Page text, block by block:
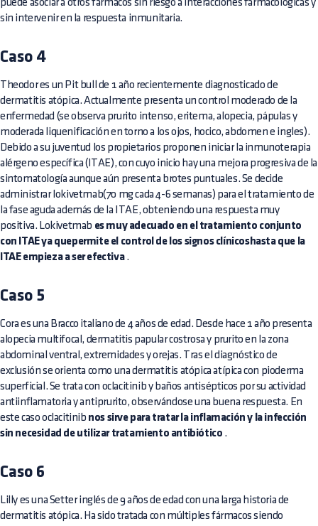
puede asociar a otros fármacos sin riesgo a interacciones farmacológicas y
sin intervenir en la respuesta inmunitaria.
Caso 4
Theodor es un Pit bull de 1 año recientemente diagnosticado de
dermatitis atópica. Actualmente presenta un control moderado de la
enfermedad (se observa prurito intenso, eritema, alopecia, pápulas y
moderada liquenificación en torno a los ojos, hocico, abdomen e ingles).
Debido a su juventud los propietarios proponen iniciar la inmunoterapia
alérgeno específica (ITAE), con cuyo inicio hay una mejora progresiva de la
sintomatología aunque aún presenta brotes puntuales. Se decide
administrar lokivetmab(70 mg cada 4-6 semanas) para el tratamiento de
la fase aguda además de la ITAE, obteniendo una respuesta muy
positiva. Lokivetmab es muy adecuado en el tratamiento conjunto
con ITAE ya quepermite el control de los signos clínicoshasta que la
ITAE empieza a ser efectiva.
Caso 5
Cora es una Bracco italiano de 4 años de edad. Desde hace 1 año presenta
alopecia multifocal, dermatitis papular costrosa y prurito en la zona
abdominal ventral, extremidades y orejas. Tras el diagnóstico de
exclusión se orienta como una dermatitis atópica atípica con pioderma
superficial. Se trata con oclacitinib y baños antisépticos por su actividad
antiinflamatoria y antiprurito, observándose una buena respuesta. En
este caso oclacitinib nos sirve para tratar la inflamación y la infección
sin necesidad de utilizar tratamiento antibiótico .
Caso 6
Lilly es una Setter inglés de 9 años de edad con una larga historia de
dermatitis atópica. Ha sido tratada con múltiples fármacos siendo